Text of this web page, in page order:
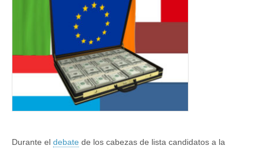
Durante el debate de los cabezas de lista candidatos a la